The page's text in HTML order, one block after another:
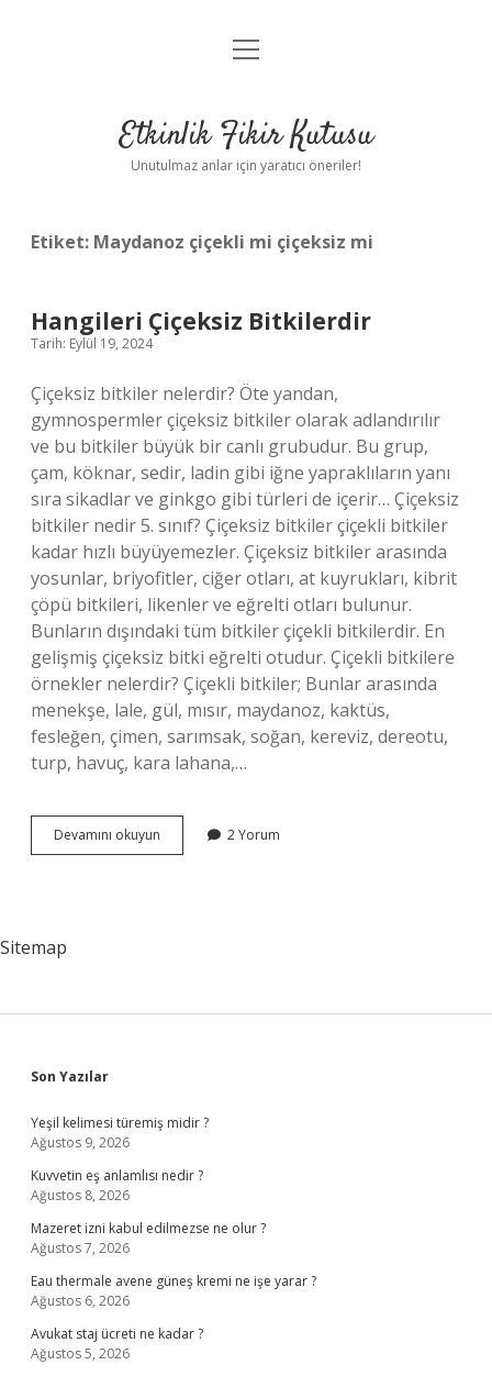
Anasayfa
Yasal Uyarı
menüyü
Etkinlik Fikir Kutusu
Unutulmaz anlar için yaratıcı öneriler!
Etiket: Maydanoz çiçekli mi çiçeksiz mi
Hangileri Çiçeksiz Bitkilerdir
Tarih: Eylül 19, 2024
Çiçeksiz bitkiler nelerdir? Öte yandan,
gymnospermler çiçeksiz bitkiler olarak adlandırılır
ve bu bitkiler büyük bir canlı grubudur. Bu grup,
çam, köknar, sedir, ladin gibi iğne yapraklıların yanı
sıra sikadlar ve ginkgo gibi türleri de içerir… Çiçeksiz
bitkiler nedir 5. sınıf? Çiçeksiz bitkiler çiçekli bitkiler
kadar hızlı büyüyemezler. Çiçeksiz bitkiler arasında
yosunlar, briyofitler, ciğer otları, at kuyrukları, kibrit
çöpü bitkileri, likenler ve eğrelti otları bulunur.
Bunların dışındaki tüm bitkiler çiçekli bitkilerdir. En
gelişmiş çiçeksiz bitki eğrelti otudur. Çiçekli bitkilere
örnekler nelerdir? Çiçekli bitkiler; Bunlar arasında
menekşe, lale, gül, mısır, maydanoz, kaktüs,
fesleğen, çimen, sarımsak, soğan, kereviz, dereotu,
turp, havuç, kara lahana,…
Devamını okuyun Hangileri
Çiçeksiz
2 Yorum
Sitemap
Sidebar
Son Yazılar
Yeşil kelimesi türemiş midir ?
Ağustos 9, 2026
Kuvvetin eş anlamlısı nedir ?
Ağustos 8, 2026
Mazeret izni kabul edilmezse ne olur ?
Ağustos 7, 2026
Eau thermale avene güneş kremi ne işe yarar ?
Ağustos 6, 2026
Avukat staj ücreti ne kadar ?
Ağustos 5, 2026